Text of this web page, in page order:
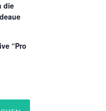
die
“Pro